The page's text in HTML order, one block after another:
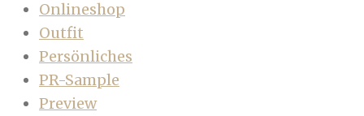
Onlineshop
Outfit
Persönliches
PR-Sample
Preview